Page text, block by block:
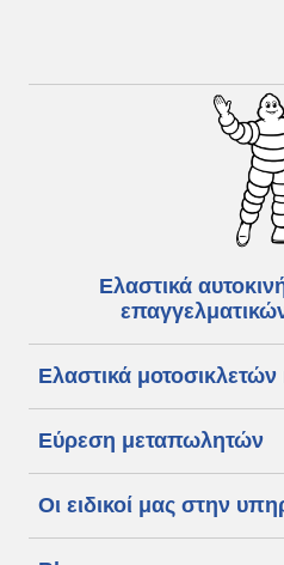
Ελαστικά
Ελαστικά μοτοσικλετών
Εύρεση μεταπωλητών
Οι ειδικοί μας στην